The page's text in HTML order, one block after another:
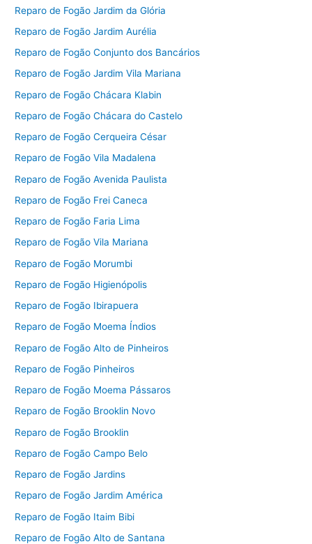
Reparo de Fogão Jardim da Glória
Reparo de Fogão Jardim Aurélia
Reparo de Fogão Conjunto dos Bancários
Reparo de Fogão Jardim Vila Mariana
Reparo de Fogão Chácara Klabin
Reparo de Fogão Chácara do Castelo
Reparo de Fogão Cerqueira César
Reparo de Fogão Vila Madalena
Reparo de Fogão Avenida Paulista
Reparo de Fogão Frei Caneca
Reparo de Fogão Faria Lima
Reparo de Fogão Vila Mariana
Reparo de Fogão Morumbi
Reparo de Fogão Higienópolis
Reparo de Fogão Ibirapuera
Reparo de Fogão Moema Índios
Reparo de Fogão Alto de Pinheiros
Reparo de Fogão Pinheiros
Reparo de Fogão Moema Pássaros
Reparo de Fogão Brooklin Novo
Reparo de Fogão Brooklin
Reparo de Fogão Campo Belo
Reparo de Fogão Jardins
Reparo de Fogão Jardim América
Reparo de Fogão Itaim Bibi
Reparo de Fogão Alto de Santana